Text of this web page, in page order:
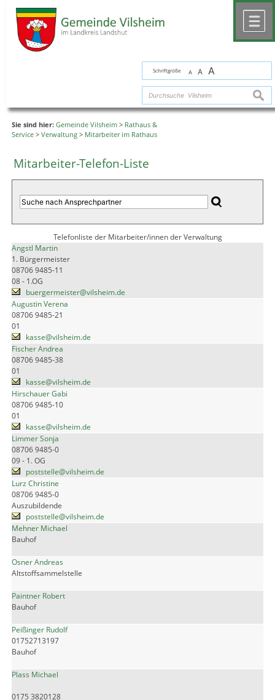
Schriftgröße A A A
Sie sind hier: Gemeinde Vilsheim > Rathaus &
Service > Verwaltung > Mitarbeiter im Rathaus
Mitarbeiter-Telefon-Liste
Telefonliste der Mitarbeiter/innen der Verwaltung
Angstl Martin
1. Bürgermeister
08706 9485-11
08 - 1.OG
buergermeister@vilsheim.de
Augustin Verena
08706 9485-21
01
kasse@vilsheim.de
Fischer Andrea
08706 9485-38
01
kasse@vilsheim.de
Hirschauer Gabi
08706 9485-10
01
kasse@vilsheim.de
Limmer Sonja
08706 9485-0
09 - 1. OG
poststelle@vilsheim.de
Lurz Christine
08706 9485-0
Auszubildende
poststelle@vilsheim.de
Mehner Michael
Bauhof
Osner Andreas
Altstoffsammelstelle
Paintner Robert
Bauhof
Peißinger Rudolf
01752713197
Bauhof
Plass Michael
0175 3820128